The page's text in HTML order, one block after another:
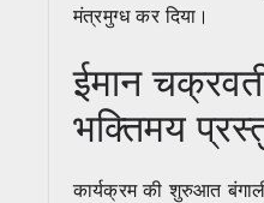
मंत्रमुग्ध कर दिया।
ईमान
भक्तिमय
कार्यक्रम की शुरुआत